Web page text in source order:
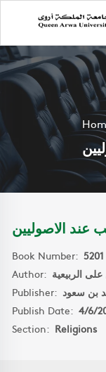
عند الاصوليين
Book Number: 5201
Author: الربيعية
Publisher:
Publish Date: 4/6/
Section: Religions